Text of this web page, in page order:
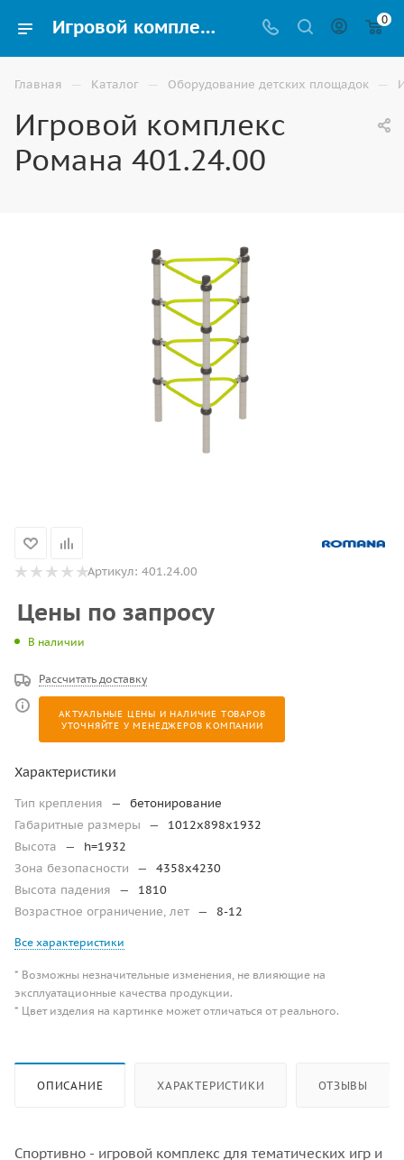
Игровой комплекс Романа 401.24.00 купить для улицы в Волгограде 0
Главная — Каталог — Оборудование детских площадок —
Игровой комплекс
Романа 401.24.00
Артикул: 401.24.00
Цены по запросу
В наличии
Рассчитать доставку
АКТУАЛЬНЫЕ ЦЕНЫ И НАЛИЧИЕ ТОВАРОВ
УТОЧНЯЙТЕ У МЕНЕДЖЕРОВ КОМПАНИИ
Характеристики
Тип крепления —
бетонирование
Габаритные размеры
—
1012х898х1932
Высота
—
h=1932
Зона безопасности
—
4358х4230
Высота падения
—
1810
Возрастное ограничение, лет — 8-12
Все характеристики
* Возможны незначительные изменения, не влияющие на
эксплуатационные качества продукции.
* Цвет изделия на картинке может отличаться от реального.
ОПИСАНИЕ ХАРАКТЕРИСТИКИ ОТЗЫВЫ
Спортивно - игровой комплекс для тематических игр и